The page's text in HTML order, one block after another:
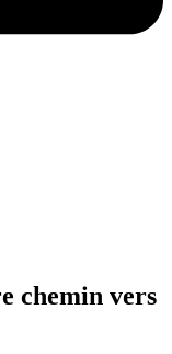
chemin vers